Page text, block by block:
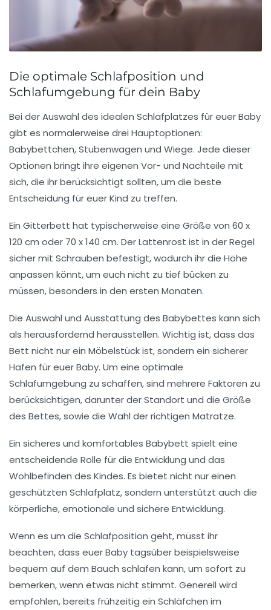
Die optimale Schlafposition und
Schlafumgebung für dein Baby
Bei der Auswahl des idealen Schlafplatzes für euer Baby
gibt es normalerweise drei Hauptoptionen:
Babybettchen,Stubenwagen und Wiege. Jede dieser
Optionen bringt ihre eigenen Vor- und Nachteile mit
sich, die ihr berücksichtigt sollten, um die beste
Entscheidung für euer Kind zu treffen.
Ein Gitterbett hat typischerweise eine Größe von 60 x
120 cm oder 70 x 140 cm. Der Lattenrost ist in der Regel
sicher mit Schrauben befestigt, wodurch ihr die Höhe
anpassen könnt, um euch nicht zu tief bücken zu
müssen, besonders in den ersten Monaten.
Die Auswahl und Ausstattung des Babybettes kann sich
als herausfordernd herausstellen. Wichtig ist, dass das
Bett nicht nur ein Möbelstück ist, sondern ein sicherer
Hafen für euer Baby. Um eine optimale
Schlafumgebung zu schaffen, sind mehrere Faktoren zu
berücksichtigen, darunter der Standort und die Größe
des Bettes, sowie die Wahl der richtigen Matratze.
Ein sicheres und komfortables Babybett spielt eine
entscheidende Rolle für die Entwicklung und das
Wohlbefinden des Kindes. Es bietet nicht nur einen
geschützten Schlafplatz, sondern unterstützt auch die
körperliche, emotionale und sichere Entwicklung.
Wenn es um die Schlafposition geht, müsst ihr
beachten, dass euer Baby tagsüber beispielsweise
bequem auf dem Bauch schlafen kann, um sofort zu
bemerken, wenn etwas nicht stimmt. Generell wird
empfohlen, bereits frühzeitig ein Schläfchen im